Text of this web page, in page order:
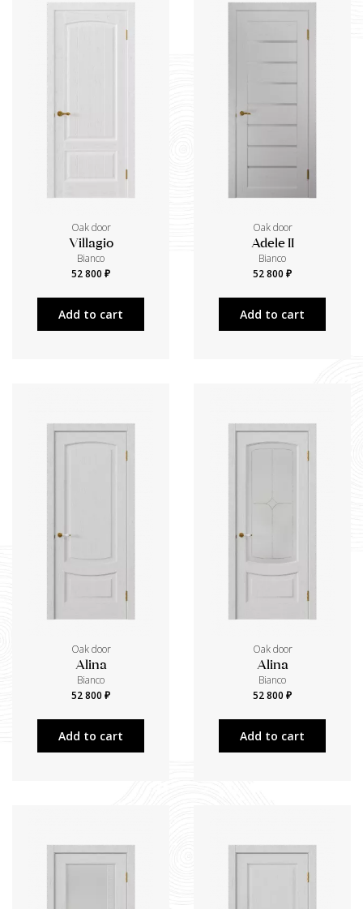
Oak door
Villagio
Bianco
52 800 ₽
Add to cart
Oak door
Adele II
Bianco
52 800 ₽
Add to cart
Oak door
Alina
Bianco
52 800 ₽
Add to cart
Oak door
Alina
Bianco
52 800 ₽
Add to cart